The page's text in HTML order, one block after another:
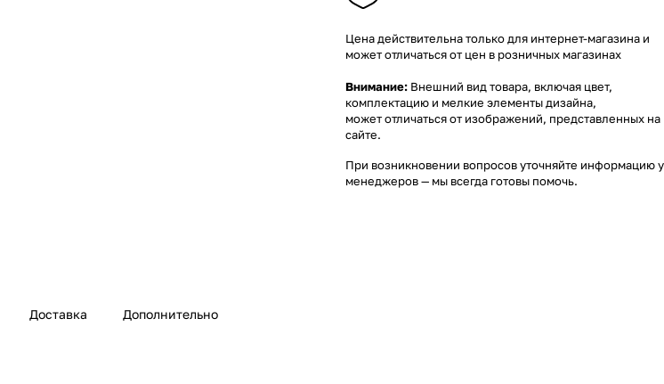
Цена действительна только для интернет-магазина и
может отличаться от цен в розничных магазинах
Внимание: Внешний вид товара, включая цвет,
комплектацию и мелкие элементы дизайна,
может отличаться от изображений, представленных на
сайте.
При возникновении вопросов уточняйте информацию у
менеджеров— мы всегда готовы помочь.
Доставка Дополнительно